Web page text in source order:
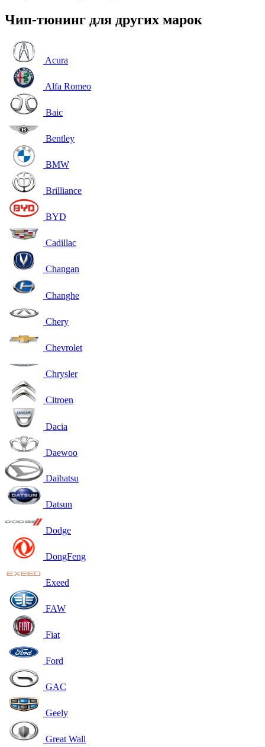
Чип-тюнинг для других марок
Acura
Alfa Romeo
Baic
Bentley
BMW
Brilliance
BYD
Cadillac
Changan
Changhe
Chery
Chevrolet
Chrysler
Citroen
Dacia
Daewoo
Daihatsu
Datsun
Dodge
DongFeng
Exeed
FAW
Fiat
Ford
GAC
Geely
Great Wall